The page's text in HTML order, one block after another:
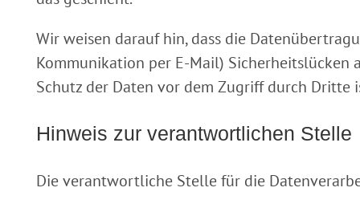
Wir weisen darauf hin, dass die
Kommunikation per E-Mail) Sicherheitslücken
Schutz der Daten vor dem Zugriff durch Dritte
Hinweis zur verantwortlichen Stelle
Die verantwortliche Stelle für die